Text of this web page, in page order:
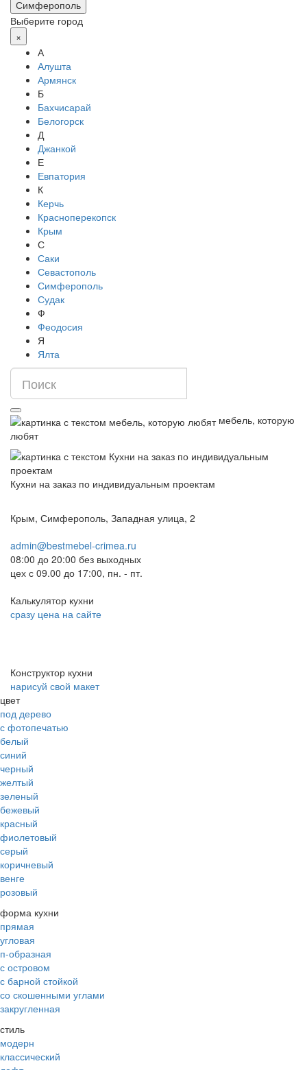
Симферополь
Выберите город
×
А
Алушта
Армянск
Б
Бахчисарай
Белогорск
Д
Джанкой
Е
Евпатория
К
Керчь
Красноперекопск
Крым
С
Саки
Севастополь
Симферополь
Судак
Ф
Феодосия
Я
Ялта
мебель, которую
любят
Кухни на заказ по индивидуальным проектам
Крым, Симферополь, Западная улица, 2
admin@bestmebel-crimea.ru
08:00 до 20:00 без выходных
цех с 09.00 до 17:00, пн. - пт.
Калькулятор кухни
сразу цена на сайте
Конструктор кухни
нарисуй свой макет
цвет
под дерево
с фотопечатью
белый
синий
черный
желтый
зеленый
бежевый
красный
фиолетовый
серый
коричневый
венге
розовый
форма кухни
прямая
угловая
п-образная
с островом
с барной стойкой
со скошенными углами
закругленная
стиль
модерн
классический